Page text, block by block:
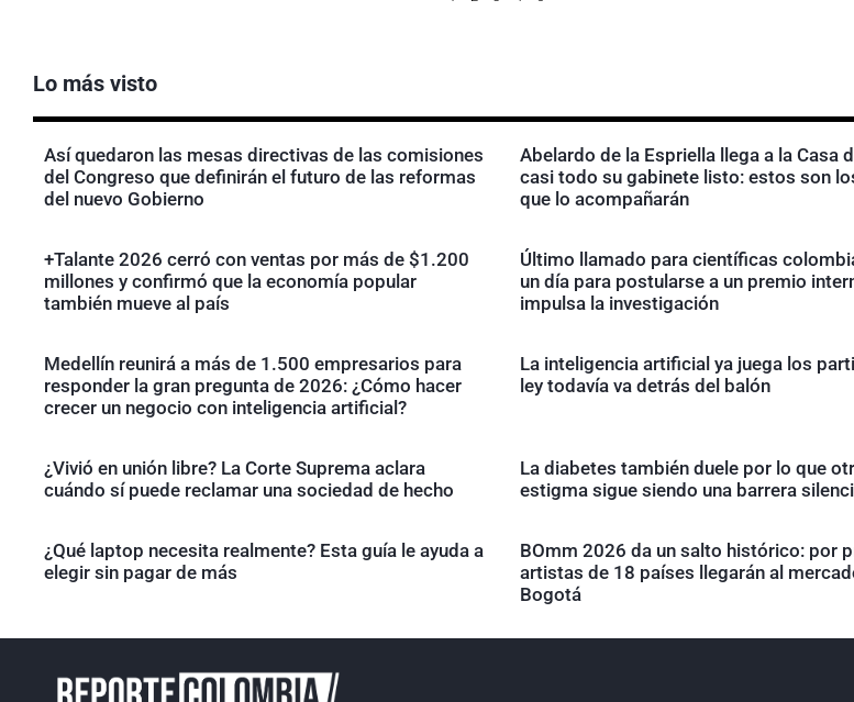
Lo más visto
Así quedaron las mesas directivas de las comisiones
del Congreso que definirán el futuro de las reformas
del nuevo Gobierno
Abelardo de la Espriella llega a la Casa
casi todo su gabinete listo: estos son
que lo acompañarán
+Talante 2026 cerró con ventas por más de $1.200
millones y confirmó que la economía popular
también mueve al país
Último llamado para científicas
un día para postularse a un premio
impulsa la investigación
Medellín reunirá a más de 1.500 empresarios para
responder la gran pregunta de 2026: ¿Cómo hacer
crecer un negocio con inteligencia artificial?
La inteligencia artificial ya juega los
ley todavía va detrás del balón
¿Vivió en unión libre? La Corte Suprema aclara
cuándo sí puede reclamar una sociedad de hecho
La diabetes también duele por lo que
estigma sigue siendo una barrera
¿Qué laptop necesita realmente? Esta guía le ayuda a
elegir sin pagar de más
BOmm 2026 da un salto histórico: por
artistas de 18 países llegarán al
Bogotá